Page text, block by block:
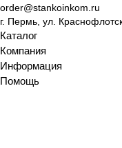
order@stankoinkom.ru
г. Пермь, ул.
Каталог
Компания
Информация
Помощь